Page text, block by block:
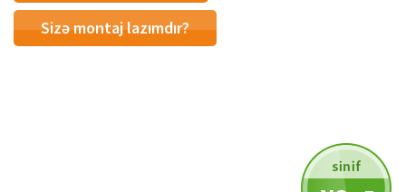
Sizə montaj lazımdır?